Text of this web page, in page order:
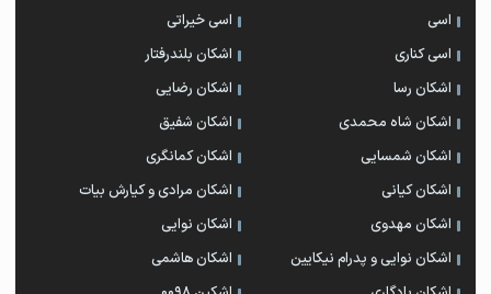
اسی
اسی خیراتی
اسی کناری
اشکان بلندرفتار
اشکان رسا
اشکان رضایی
اشکان شاه محمدی
اشکان شفیق
اشکان شمسایی
اشکان‌ کمانگری
اشکان کیانی
اشکان مرادی و کیارش بیات
اشکان مهدوی
اشکان نوایی
اشکان نوایی و پدرام نیکایین
اشکان هاشمی